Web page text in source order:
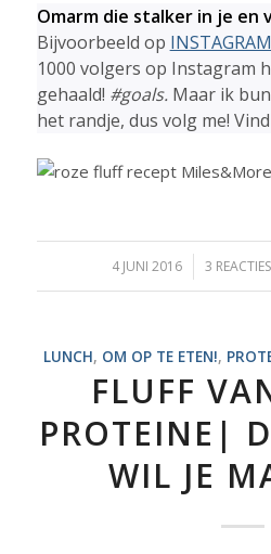
Omarm die stalker in je en
Bijvoorbeeld op INSTAGRAM
1000 volgers op Instagram
gehaald! #goals.Maar ik
het randje, dus volg me!
4 JUNI 2016
/ 3 REACTIES
/
LUNCH, OM OP TE ETEN!,
FLUFF
PROTEINE|
WIL JE